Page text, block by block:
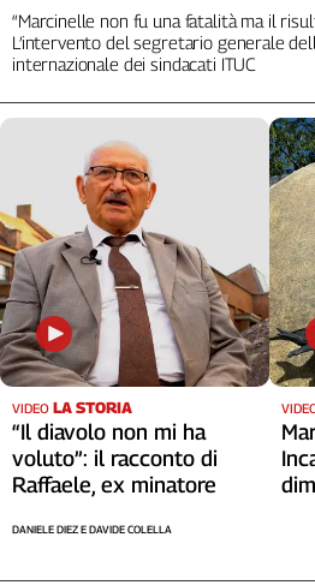
“Marcinelle non fu una fatalità ma il
L’intervento del segretario generale
internazionale dei sindacati ITUC
VIDEO LA STORIA
“Il diavolo non mi ha
voluto”: il racconto di
Raffaele, ex minatore
DANIELE DIEZ E DAVIDE COLELLA